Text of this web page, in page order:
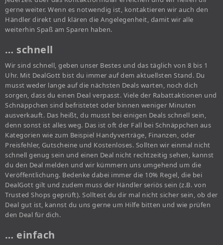
gerne weiter. Wenn es notwendig ist, kontaktieren wir auch den
Händler direkt und klären die Angelegenheit, damit wir alle
weiterhin Spaß am Sparen haben.
… schnell
Wir sind schnell, geben unser Bestes und das täglich von 8 bis 1
Uhr. Mit DealGott bist du immer auf dem aktuellsten Stand. Du
musst weder lange auf die nächsten Deals warten, noch dich
sorgen, dass du einen Deal verpasst. Viele der Rabattaktionen und
Schnäppchen sind befristetet oder binnen weniger Minuten
ausverkauft. Das heißt, du musst bei einigen Deals schnell sein,
denn sonst ist alles weg. Das ist oft der Fall bei Schnäppchen aus
Kategorien wie zum Beispiel Handyverträge, Finanzen, oder
Preisfehler, Gutscheine und Kostenloses. Sollten wir einmal nicht
schnell genug sein und einen Deal nicht rechtzeitig sehen, kannst
du den Deal melden und wir kümmern uns umgehend um die
Veröffentlichung. Bedenke dabei immer die 10% Regel, die bei
DealGott gilt und zudem muss der Händler seriös sein (z.B. von
Trusted Shops geprüft). Solltest du dir mal nicht sicher sein, ob der
Deal gut ist, kannst du uns gerne um Hilfe bitten und wie prüfen
den Deal für dich.
… einfach